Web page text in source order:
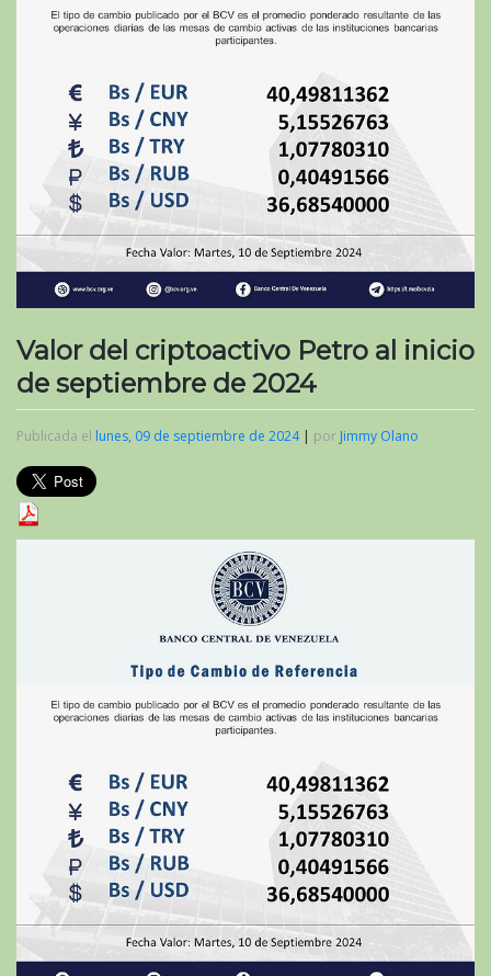
Valor del criptoactivo Petro al inicio
de septiembre de 2024
Publicada el lunes, 09 de septiembre de 2024| por Jimmy Olano